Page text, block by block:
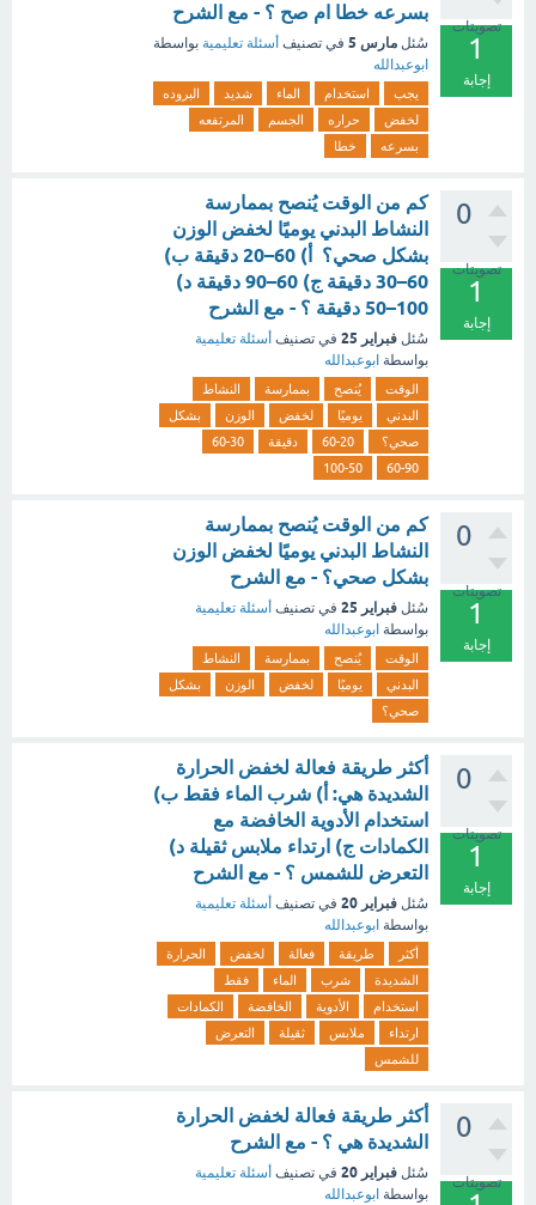
تصويتات
1
إجابة
بسرعه خطا ام صح ؟ - مع الشرح
سُئل مارس 5 في تصنيف أسئلة تعليمية بواسطة
ابوعبدالله
يجب استخدام الماء شديد
البروده
لخفض
حراره الجسم
المرتفعه
بسرعه
خطا
0
تصويتات
1
إجابة
كم من الوقت يُنصح بممارسة
النشاط البدني يوميًا لخفض الوزن
بشكل صحي؟ أ) 60–20 دقيقة ب)
60–30 دقيقة ج) 60–90 دقيقة د)
100–50 دقيقة ؟ - مع الشرح
سُئل فبراير 25 في تصنيف أسئلة تعليمية
بواسطة ابوعبدالله
الوقت يُنصح بممارسة
النشاط
البدني
يوميًا لخفض الوزن
بشكل
صحي؟
60-20 دقيقة
60-30
60-90
100-50
0
تصويتات
1
إجابة
كم من الوقت يُنصح بممارسة
النشاط البدني يوميًا لخفض الوزن
بشكل صحي؟ - مع الشرح
سُئل فبراير 25 في تصنيف أسئلة تعليمية
بواسطة ابوعبدالله
الوقت يُنصح بممارسة
النشاط
البدني
يوميًا لخفض الوزن
بشكل
صحي؟
0
تصويتات
1
إجابة
أكثر طريقة فعالة لخفض الحرارة
الشديدة هي: أ) شرب الماء فقط ب)
استخدام الأدوية الخافضة مع
الكمادات ج) ارتداء ملابس ثقيلة د)
التعرض للشمس ؟ - مع الشرح
سُئل فبراير 20 في تصنيف أسئلة تعليمية
بواسطة ابوعبدالله
أكثر طريقة فعالة لخفض
الحرارة
الشديدة
شرب الماء
فقط
استخدام
الأدوية الخافضة
الكمادات
ارتداء
ملابس ثقيلة
التعرض
للشمس
0
تصويتات
أكثر طريقة فعالة لخفض الحرارة
الشديدة هي ؟ - مع الشرح
سُئل فبراير 20 في تصنيف أسئلة تعليمية
بواسطة ابوعبدالله